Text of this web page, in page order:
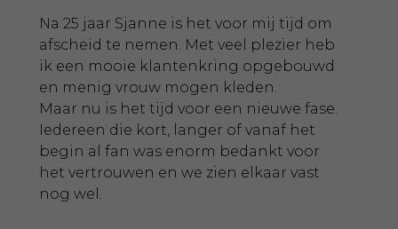
Na 25 jaar Sjanne is het voor mij tijd om
afscheid te nemen. Met veel plezier heb
ik een mooie klantenkring opgebouwd
en menig vrouw mogen kleden.
Maar nu is het tijd voor een nieuwe fase.
Iedereen die kort, langer of vanaf het
begin al fan was enorm bedankt voor
het vertrouwen en we zien elkaar vast
nog wel.